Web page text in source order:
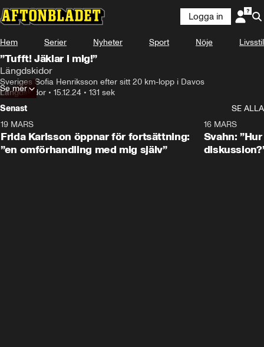
Logga in
Hem Serier Nyheter Sport Nöje Livsstil
”Tufft! Jäklar i mig!”
Längdskidor
Sveriges Sofia Henriksson efter sitt 20 km-lopp i Davos
Längdskidor • 15.12.24 • 131 sek
Se mer
Senast
SE ALLA
19 MARS
Frida Karlsson öppnar för fortsättning:
”en omförhandling med mig själv”
16 MARS
Svahn: